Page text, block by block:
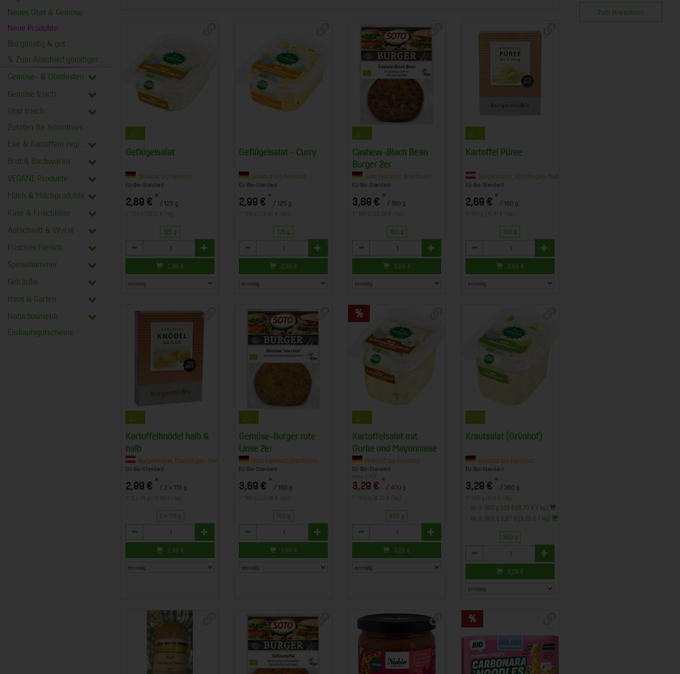
Neues Obst & Gemüse
Neue Produkte
Bio günstig & gut
Gemüse- & Obstkisten
Gemüse frisch
Obst frisch
Zutaten für Smoothies
Eier & Kartoffeln regional
Brot & Backwaren
VEGANE Produkte
Milch & Milchprodukte
Käse & Frischkäse
Aufschnitt & Wurst
Frisches Fleisch
Speisekammer
Getränke
Haus & Garten
Naturkosmetik
Einkaufsgutscheine
Geflügelsalat
Grünhof bio Feinkost
EU-Bio-Standard
2,89 € * / 125 g
125 g
Anzahl
2,89 €
Geflügelsalat - Curry
Grünhof bio Feinkost
EU-Bio-Standard
2,99 € * / 125 g
125 g
Anzahl
2,99 €
Cashew-Black Bean
Burger 2er
Soto Feinkost, Breitbrunn
EU-Bio-Standard
3,69 € * / 160 g
160 g
Anzahl
3,69 €
Kartoffel Püree
Burgermühle, Eberdingen-Nußdorf
EU-Bio-Standard
2,69 € * / 160 g
160 g
Anzahl
2,69 €
Kartoffelknödel halb &
halb
Burgermühle, Eberdingen-Nußdorf
EU-Bio-Standard
2,99 € * / 2 x 115 g
2 x 115 g
Anzahl
2,99 €
Gemüse-Burger rote
Linse 2er
Soto Feinkost, Breitbrunn
EU-Bio-Standard
3,69 € * / 160 g
160 g
Anzahl
3,69 €
Kartoffelsalat mit
Gurke und Mayonnaise
Grünhof bio Feinkost
EU-Bio-Standard
3,29 € * / 400 g
400 g
Anzahl
3,29 €
Krautsalat (Grünhof)
Grünhof bio Feinkost
EU-Bio-Standard
3,29 € * / 360 g
ab 3: 360 g 3,13 € (8,70 € / kg)
ab 9: 360 g 2,97 € (8,25 € / kg)
360 g
Anzahl
3,29 €
Zum Warenkorb